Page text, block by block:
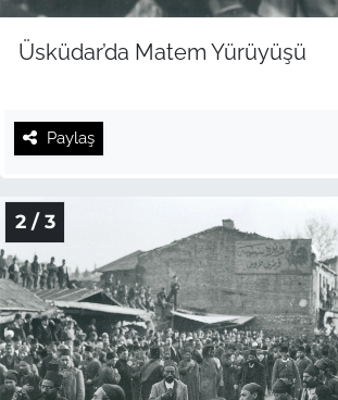
Üsküdar’da Matem Yürüyüşü
Paylaş
2 / 3